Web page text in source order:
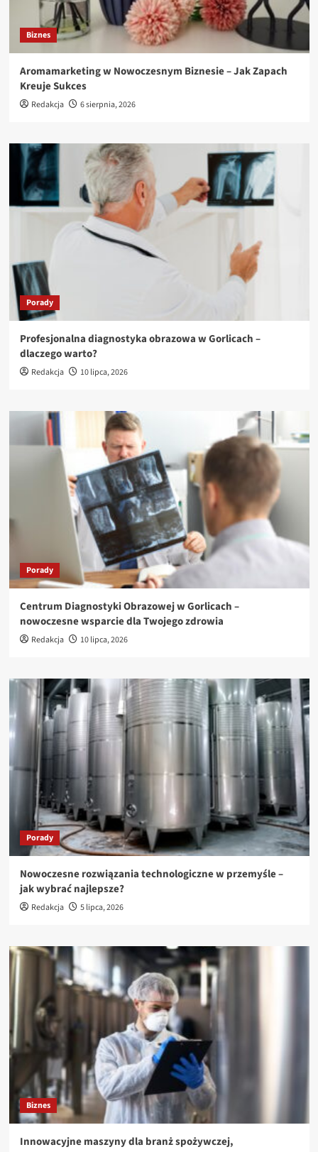
Biznes
Aromamarketing w Nowoczesnym Biznesie – Jak Zapach
Kreuje Sukces
Redakcja 6 sierpnia, 2026
Porady
Profesjonalna diagnostyka obrazowa w Gorlicach –
dlaczego warto?
Redakcja 10 lipca, 2026
Porady
Centrum Diagnostyki Obrazowej w Gorlicach –
nowoczesne wsparcie dla Twojego zdrowia
Redakcja 10 lipca, 2026
Porady
Nowoczesne rozwiązania technologiczne w przemyśle –
jak wybrać najlepsze?
Redakcja 5 lipca, 2026
Biznes
Innowacyjne maszyny dla branż spożywczej,